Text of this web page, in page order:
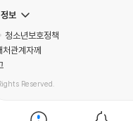
보
청소년보호정책
처관계자께
Reserved.